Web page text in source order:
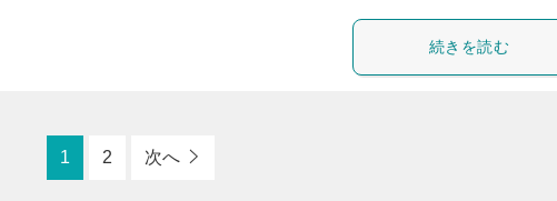
続きを読む
1 2 次へ